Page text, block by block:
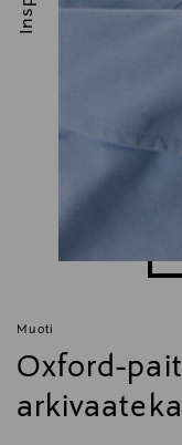
Muoti
Oxford-